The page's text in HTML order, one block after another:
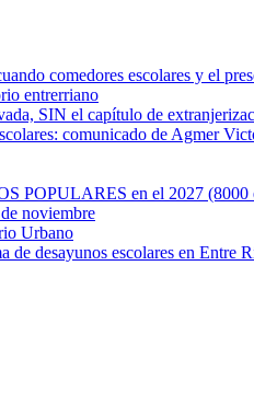
comedores escolares y el
entrerriano
SIN el capítulo de
comunicado de Agmer
POPULARES en el 2027
noviembre
Urbano
de desayunos escolares en Entre